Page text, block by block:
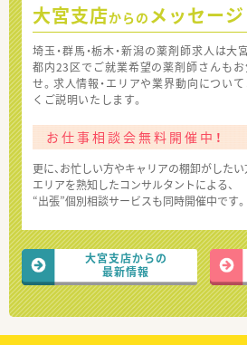
大宮支店からの メッセージ
埼玉・群馬・栃木・新潟の薬剤師求人は大
都内23区でご就業希望の薬剤師さんも
せ。求人情報・エリアや業界動向につい
くご説明いたします。
お仕事相談会無料開催中！
更に、お忙しい方やキャリアの棚卸がした
エリアを熟知したコンサルタントによる、
“出張”個別相談サービスも同時開催中です。
大宮支店からの
最新情報